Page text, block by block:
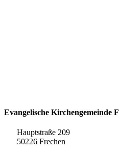
Evangelische Kirchengemeinde
Hauptstraße 209
50226 Frechen